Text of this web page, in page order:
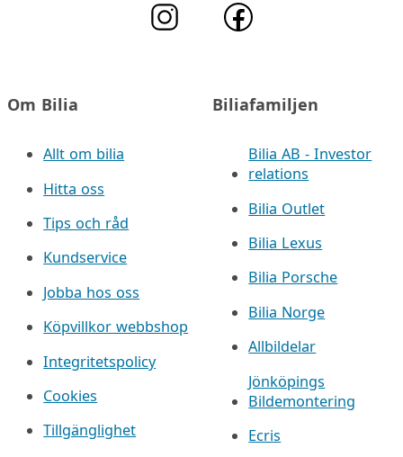
Om Bilia
Allt om bilia
Hitta oss
Tips och råd
Kundservice
Jobba hos oss
Köpvillkor webbshop
Integritetspolicy
Cookies
Tillgänglighet
Biliafamiljen
Bilia AB - Investor
relations
Bilia Outlet
Bilia Lexus
Bilia Porsche
Bilia Norge
Allbildelar
Jönköpings
Bildemontering
Ecris